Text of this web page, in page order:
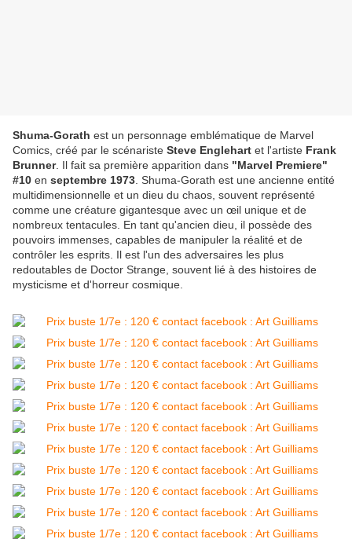
Shuma-Gorath est un personnage emblématique de Marvel
Comics, créé par le scénariste Steve Englehart et l'artiste Frank
Brunner. Il fait sa première apparition dans "Marvel Premiere"
#10 en septembre 1973 . Shuma-Gorath est une ancienne entité
multidimensionnelle et un dieu du chaos, souvent représenté
comme une créature gigantesque avec un œil unique et de
nombreux tentacules. En tant qu'ancien dieu, il possède des
pouvoirs immenses, capables de manipuler la réalité et de
contrôler les esprits. Il est l'un des adversaires les plus
redoutables de Doctor Strange, souvent lié à des histoires de
mysticisme et d'horreur cosmique.